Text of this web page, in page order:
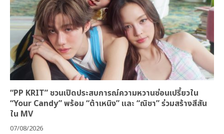
“PP KRIT” ชวนเปิดประสบการณ์ความหวานซ่อนเปรี้ยวใน
“Your Candy” พร้อม “ต้าเหนิง” และ “ณิชา” ร่วมสร้างสีสัน
ใน MV
07/08/2026